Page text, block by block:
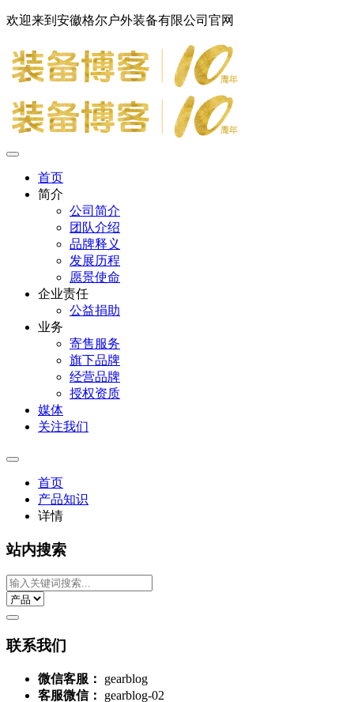
欢迎来到安徽格尔户外装备有限公司官网
首页
简介
公司简介
团队介绍
品牌释义
发展历程
愿景使命
企业责任
公益捐助
业务
寄售服务
旗下品牌
经营品牌
授权资质
媒体
关注我们
首页
产品知识
详情
站内搜索
联系我们
微信客服：
gearblog
客服微信：
gearblog-02